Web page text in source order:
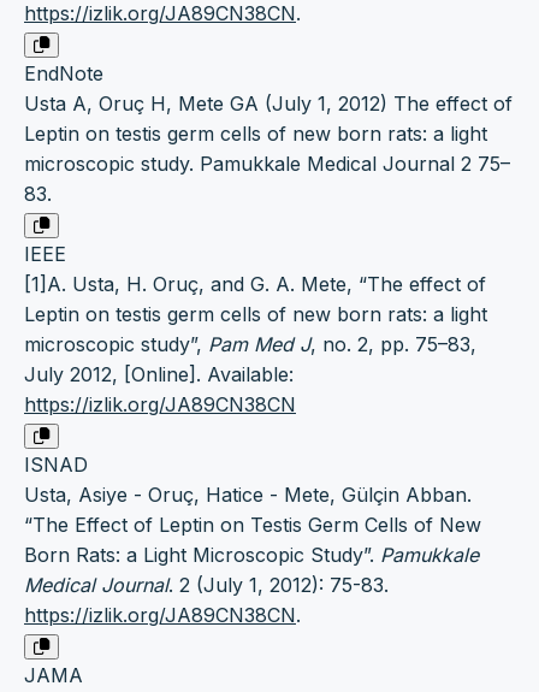
https://izlik.org/JA89CN38CN.
EndNote
Usta A, Oruç H, Mete GA (July 1, 2012) The effect of
Leptin on testis germ cells of new born rats: a light
microscopic study. Pamukkale Medical Journal 2 75–
83.
IEEE
[1]A. Usta, H. Oruç, and G. A. Mete, “The effect of
Leptin on testis germ cells of new born rats: a light
microscopic study”, Pam Med J, no. 2, pp. 75–83,
July 2012, [Online]. Available:
https://izlik.org/JA89CN38CN
ISNAD
Usta, Asiye - Oruç, Hatice - Mete, Gülçin Abban.
“The Effect of Leptin on Testis Germ Cells of New
Born Rats: a Light Microscopic Study”. Pamukkale
Medical Journal. 2 (July 1, 2012): 75-83.
https://izlik.org/JA89CN38CN.
JAMA